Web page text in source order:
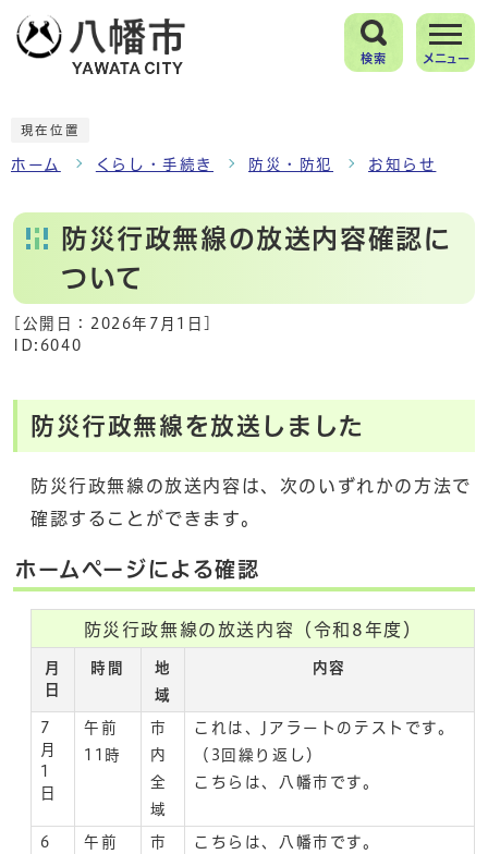
検索 メニュー
現在位置
ホーム くらし・手続き 防災・防犯 お知らせ
防災行政無線の放送内容確認に
ついて
[公開日： 2026年7月1日
ID:6040
防災行政無線を放送しました
防災行政無線の放送内容は、次のいずれかの方法で
確認することができます。
ホームページによる確認
防災行政無線の放送内容（令和8年度）
月
日
時間
地
域
内容
7
月
1
日
午前
11時
市
内
全
域
これは、Jアラートのテストです。
（3回繰り返し）
こちらは、八幡市です。
6
午前
市
こちらは、八幡市です。